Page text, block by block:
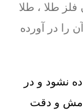
طلا ، طلا
را در آورده
نشود و در
و دقت